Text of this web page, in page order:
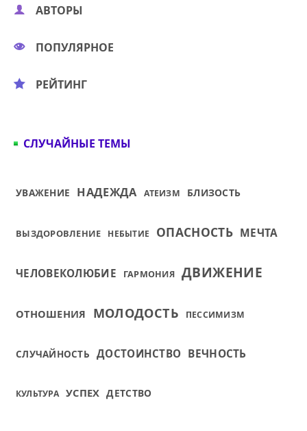
АВТОРЫ
ПОПУЛЯРНОЕ
РЕЙТИНГ
СЛУЧАЙНЫЕ ТЕМЫ
УВАЖЕНИЕ НАДЕЖДА АТЕИЗМ БЛИЗОСТЬ
ВЫЗДОРОВЛЕНИЕ НЕБЫТИЕ ОПАСНОСТЬ МЕЧТА
ЧЕЛОВЕКОЛЮБИЕ ГАРМОНИЯ ДВИЖЕНИЕ
ОТНОШЕНИЯ МОЛОДОСТЬ ПЕССИМИЗМ
СЛУЧАЙНОСТЬ ДОСТОИНСТВО ВЕЧНОСТЬ
КУЛЬТУРА УСПЕХ ДЕТСТВО